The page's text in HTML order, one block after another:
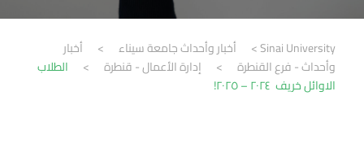
Sinai University
> أخبار وأحداث جامعة سيناء >
أخبار
وأحداث - فرع القنطرة
> إدارة الأعمال - قنطرة >
الطلاب
الاوائل خريف ٢٠٢٤ – ٢٠٢٥!